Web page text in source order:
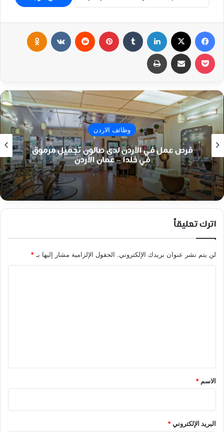
فيسبوك لينكدإن بينتيريست
‫Pocket مشاركة عبر البريد طباعة
وظائف الاردن
فرص عمل في الأردن لدى صالون تجميل مرموق
في خلدا – عمان الأردن
اترك تعليقاً
لن يتم نشر عنوان بريدك الإلكتروني. الحقول الإلزامية مشار إليها بـ *
*
الاسم *
البريد الإلكتروني*